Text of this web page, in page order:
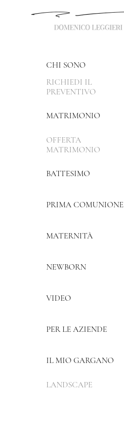
CHI SONO
RICHIEDI IL
PREVENTIVO
MATRIMONIO
OFFERTA
MATRIMONIO
BATTESIMO
PRIMA COMUNIONE
MATERNITÀ
NEWBORN
VIDEO
PER LE AZIENDE
IL MIO GARGANO
LANDSCAPE